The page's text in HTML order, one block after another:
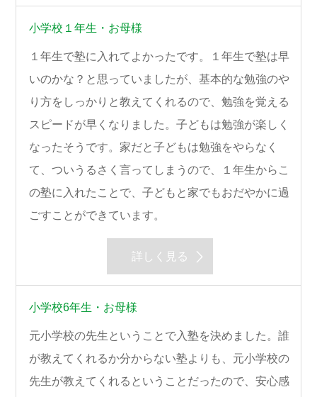
小学校１年生・お母様
１年生で塾に入れてよかったです。１年生で塾は早
いのかな？と思っていましたが、基本的な勉強のや
り方をしっかりと教えてくれるので、勉強を覚える
スピードが早くなりました。子どもは勉強が楽しく
なったそうです。家だと子どもは勉強をやらなく
て、ついうるさく言ってしまうので、１年生からこ
の塾に入れたことで、子どもと家でもおだやかに過
ごすことができています。
詳しく見る
小学校6年生・お母様
元小学校の先生ということで入塾を決めました。誰
が教えてくれるか分からない塾よりも、元小学校の
先生が教えてくれるということだったので、安心感